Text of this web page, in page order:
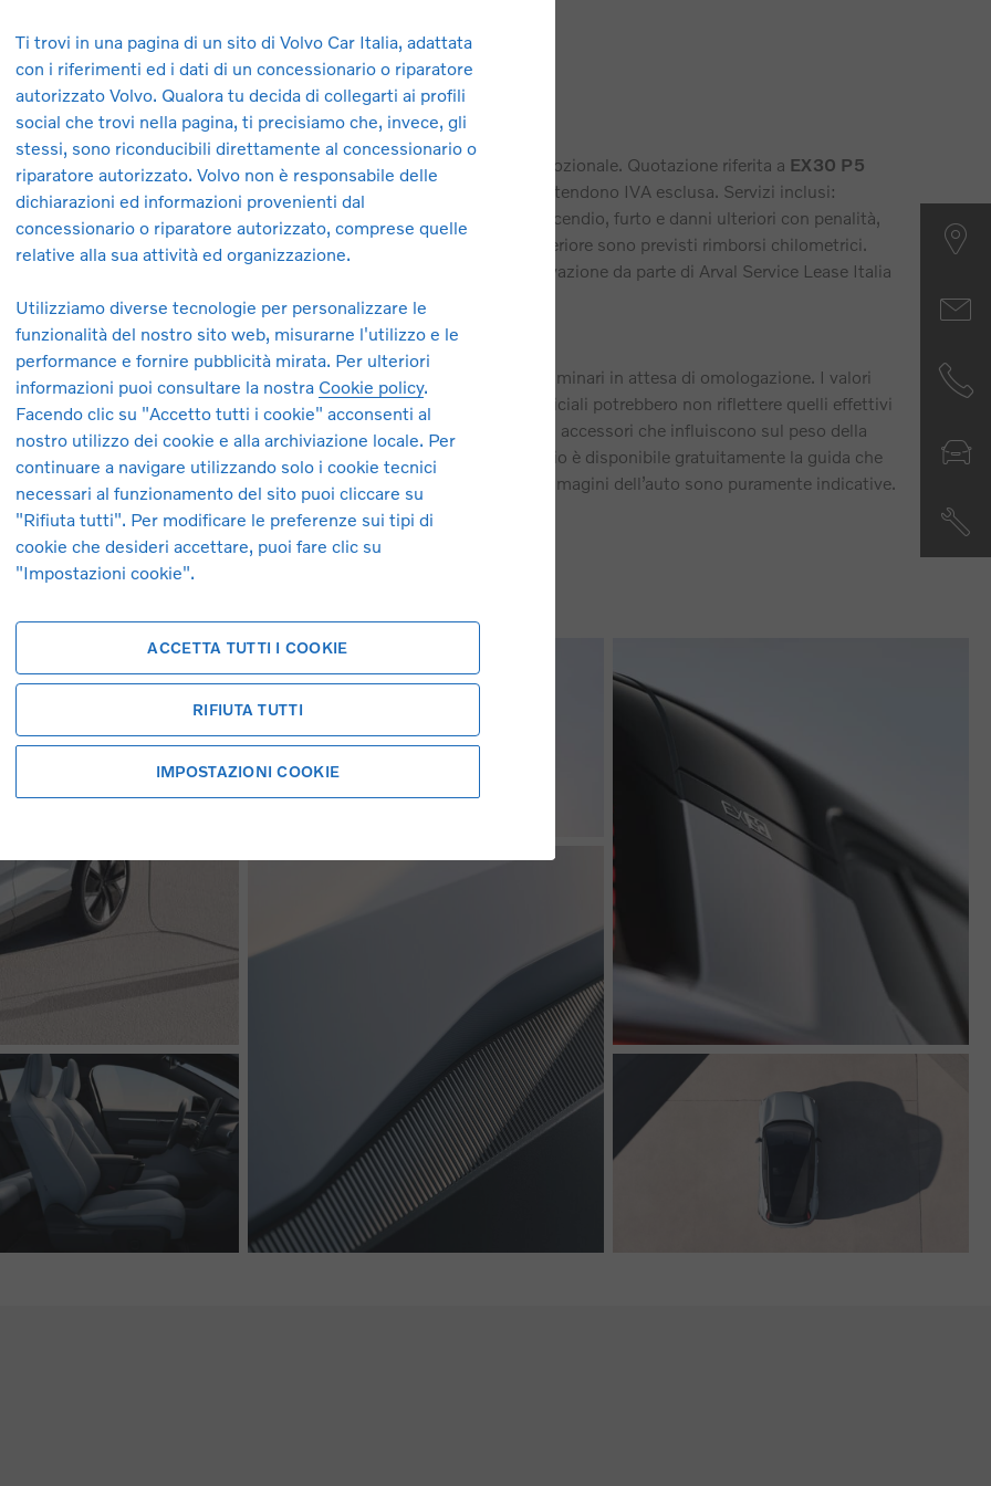
a partire da 345 € al mese. Messaggio pubblicitario con finalità promozionale. Quotazione riferita a EX30 P5
mesi/30.000 km totali, con anticipo di 6.500 €. Tutti gli importi si intendono IVA esclusa. Servizi inclusi:
ordinaria e straordinaria, copertura assicurativa RCA, copertura per incendio, furto e danni ulteriori con penalità,
soglia si applicheranno costi aggiuntivi. In caso di percorrenza inferiore sono previsti rimborsi chilometrici.
Offerta valida dal 01/07/2026 al 30/09/2026
, salvo approvazione da parte di Arval Service Lease Italia
S.p.A. a socio unico.
Google Play e Google Maps sono marchi di Google LLC.
17,7 kWh /100 km. Emissioni CO₂: 0 g/km. I dati sono preliminari in attesa di omologazione. I valori
riferito al ciclo di prova WLTP, di cui al Reg UE 2017/1153. I valori ufficiali potrebbero non riflettere quelli effettivi
guida, tipologia di percorso, velocità di marcia, condizioni ambientali, accessori che influiscono sul peso della
carichi attivi, stato di usura della batteria. Presso ogni concessionario è disponibile gratuitamente la guida che
annualmente dal Ministero delle Imprese e del Made in Italy. Le immagini dell’auto sono puramente indicative.
Ti trovi in una pagina di un sito di Volvo Car Italia, adattata
con i riferimenti ed i dati di un concessionario o riparatore
autorizzato Volvo. Qualora tu decida di collegarti ai profili
social che trovi nella pagina, ti precisiamo che, invece, gli
stessi, sono riconducibili direttamente al concessionario o
riparatore autorizzato. Volvo non è responsabile delle
dichiarazioni ed informazioni provenienti dal
concessionario o riparatore autorizzato, comprese quelle
relative alla sua attività ed organizzazione.
Utilizziamo diverse tecnologie per personalizzare le
funzionalità del nostro sito web, misurarne l'utilizzo e le
performance e fornire pubblicità mirata. Per ulteriori
informazioni puoi consultare la nostra Cookie policy.
Facendo clic su "Accetto tutti i cookie" acconsenti al
nostro utilizzo dei cookie e alla archiviazione locale. Per
continuare a navigare utilizzando solo i cookie tecnici
necessari al funzionamento del sito puoi cliccare su
"Rifiuta tutti". Per modificare le preferenze sui tipi di
cookie che desideri accettare, puoi fare clic su
"Impostazioni cookie".
ACCETTA TUTTI I COOKIE
RIFIUTA TUTTI
IMPOSTAZIONI COOKIE